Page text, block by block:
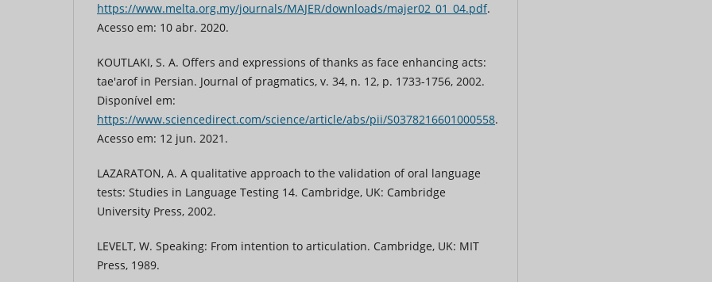
https://www.melta.org.my/journals/MAJER/downloads/majer02_01_04.pdf.
Acesso em: 10 abr. 2020.
KOUTLAKI, S. A. Offers and expressions of thanks as face enhancing acts:
tae'arof in Persian. Journal of pragmatics, v. 34, n. 12, p. 1733-1756, 2002.
Disponível em:
https://www.sciencedirect.com/science/article/abs/pii/S0378216601000558.
Acesso em: 12 jun. 2021.
LAZARATON, A. A qualitative approach to the validation of oral language
tests: Studies in Language Testing 14. Cambridge, UK: Cambridge
University Press, 2002.
LEVELT, W. Speaking: From intention to articulation. Cambridge, UK: MIT
Press, 1989.